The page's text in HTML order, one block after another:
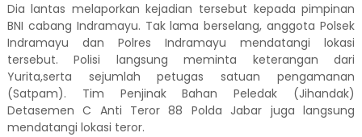
Dia lantas melaporkan kejadian tersebut kepada pimpinan
BNI cabang Indramayu. Tak lama berselang, anggota Polsek
Indramayu dan Polres Indramayu mendatangi lokasi
tersebut. Polisi langsung meminta keterangan dari
Yurita,serta sejumlah petugas satuan pengamanan
(Satpam). Tim Penjinak Bahan Peledak (Jihandak)
Detasemen C Anti Teror 88 Polda Jabar juga langsung
mendatangi lokasi teror.